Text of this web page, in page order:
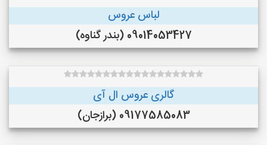
لباس عروس
09014053427 (بندر گناوه)
گالری عروس ال آی
09177585083 (برازجان)